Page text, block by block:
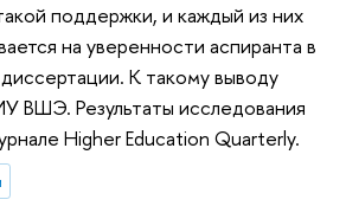
поддержки, и каждый из них
на уверенности аспиранта в
К такому выводу
ВШЭ. Результаты исследования
Higher Education Quarterly.